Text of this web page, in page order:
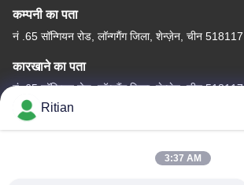
कम्पनी का पता
नं .65 सॉन्गियन रोड, लॉन्गगैंग जिला, शेन्ज़ेन, चीन 518117
कारखाने का पता
नं .65 सॉन्गियन रोड, लॉन्गगैंग जिला, शेन्ज़ेन, चीन 518117
टेलीफोन
Ritian
3:37 AM